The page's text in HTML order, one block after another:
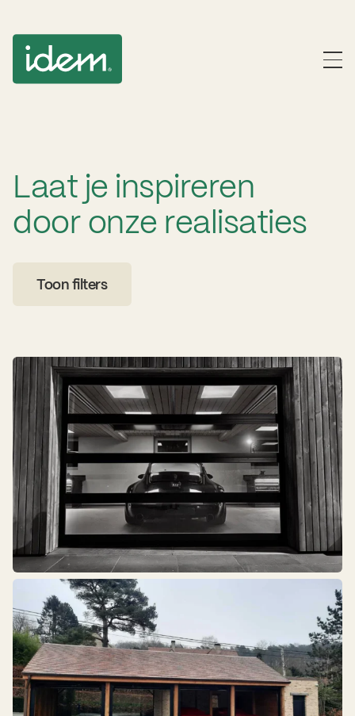
Laat je inspireren
door onze realisaties
Toon filters
Residentieel Industrieel
Belegde poorten
Poorten in het gevelvlak
Poorten met sandwichpanelen
Gevelbekleding
Poorten met glas
Voordeur
Ambachtelijke pareltjes
Snelroldeuren
Hout Aluminium
Andere
Sandwichpaneel
Prisma - Glas